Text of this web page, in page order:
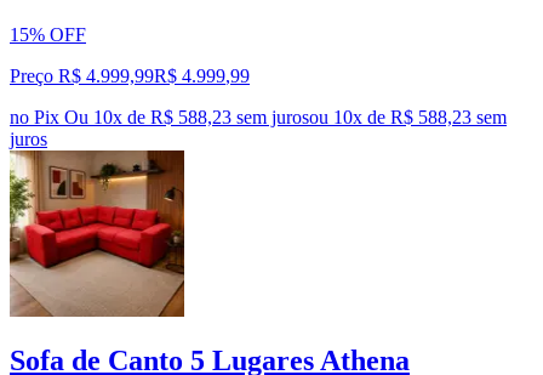
15% OFF
Preço R$ 4.999,99R$ 4.999,99
no Pix Ou 10x de R$ 588,23 sem jurosou 10x de R$ 588,23 sem
juros
Sofa de Canto 5 Lugares Athena